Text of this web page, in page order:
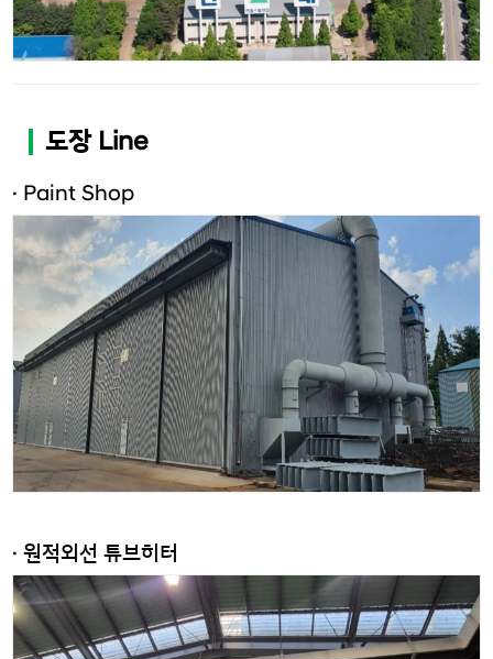
도장 Line
· Paint Shop
· 원적외선 튜브히터